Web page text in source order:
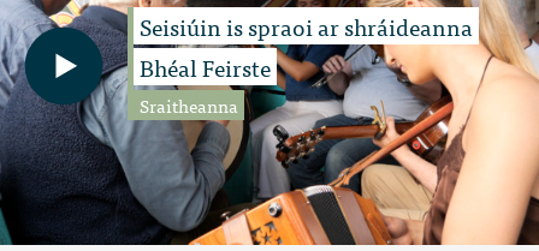
Seisiúin is spraoi ar shráideanna
Bhéal Feirste
Sraitheanna